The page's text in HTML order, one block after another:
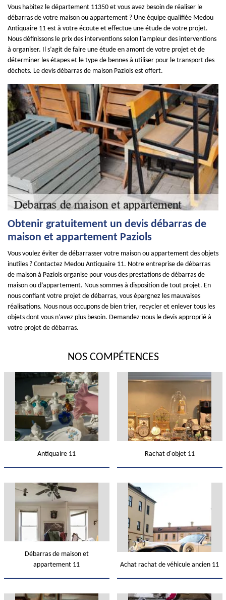
Vous habitez le département 11350 et vous avez besoin de réaliser le
débarras de votre maison ou appartement ? Une équipe qualifiée Medou
Antiquaire 11 est à votre écoute et effectue une étude de votre projet.
Nous définissons le prix des interventions selon l’ampleur des interventions
à organiser. Il s’agit de faire une étude en amont de votre projet et de
déterminer les étapes et le type de bennes à utiliser pour le transport des
déchets. Le devis débarras de maison Paziols est offert.
Obtenir gratuitement un devis débarras de
maison et appartement Paziols
Vous voulez éviter de débarrasser votre maison ou appartement des objets
inutiles ? Contactez Medou Antiquaire 11. Notre entreprise de débarras
de maison à Paziols organise pour vous des prestations de débarras de
maison ou d’appartement. Nous sommes à disposition de tout projet. En
nous confiant votre projet de débarras, vous épargnez les mauvaises
réalisations. Nous nous occupons de bien trier, recycler et enlever tous les
objets dont vous n’avez plus besoin. Demandez-nous le devis approprié à
votre projet de débarras.
NOS COMPÉTENCES
Antiquaire 11 Rachat d'objet 11
Débarras de maison et
appartement 11
Achat rachat de véhicule ancien 11